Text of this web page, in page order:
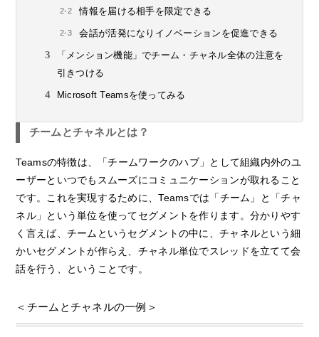
情報を届ける相手を限定できる
会話が活発になりイノベーションを促進できる
「メンション機能」でチーム・チャネル全体の注意を
引きつける
Microsoft Teamsを使ってみる
チームとチャネルとは？
Teamsの特徴は、「チームワークのハブ」として組織内外のユ
ーザーといつでもスムーズにコミュニケーションが取れること
です。これを実現するために、Teamsでは「チーム」と「チャ
ネル」という単位を使ってセグメントを作ります。分かりやす
く言えば、チームというセグメントの中に、チャネルという細
かいセグメントが作らえ、チャネル単位でスレッドを立てて会
話を行う、ということです。
＜チームとチャネルの一例＞